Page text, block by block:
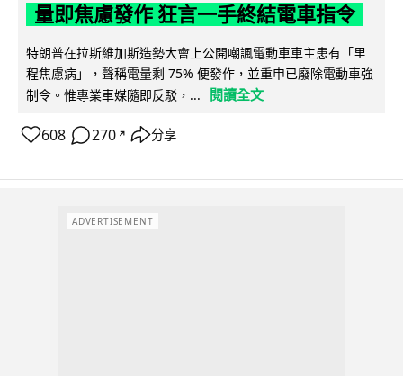
量即焦慮發作 狂言一手終結電車指令
特朗普在拉斯維加斯造勢大會上公開嘲諷電動車車主患有「里
程焦慮病」，聲稱電量剩 75% 便發作，並重申已廢除電動車強
制令。惟專業車媒隨即反駁，...
閱讀全文
608 270 ↗ 分享
ADVERTISEMENT